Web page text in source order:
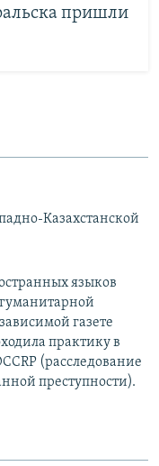
пришли
Казахстанской
языков
газете
практику в
(расследование
преступности).